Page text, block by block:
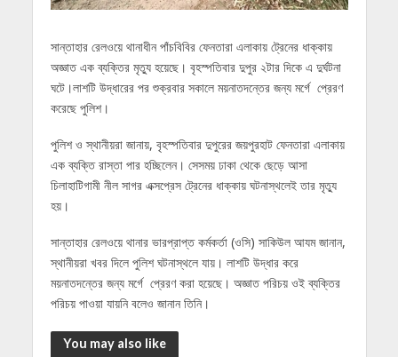
সান্তাহার রেলওয়ে থানাধীন পাঁচবিবির ফেনতারা এলাকায় ট্রেনের ধাক্কায়
অজ্ঞাত এক ব্যক্তির মৃত্যু হয়েছে। বৃহস্পতিবার দুপুর ২টার দিকে এ দুর্ঘটনা
ঘটে।লাশটি উদ্ধারের পর শুক্রবার সকালে ময়নাতদন্তের জন্য মর্গে প্রেরণ
করেছে পুলিশ।
পুলিশ ও স্থানীয়রা জানায়, বৃহস্পতিবার দুপুরের জয়পুরহাট ফেনতারা এলাকায়
এক ব্যক্তি রাস্তা পার হচ্ছিলেন। সেসময় ঢাকা থেকে ছেড়ে আসা
চিলাহাটিগামী নীল সাগর এক্সপ্রেস ট্রেনের ধাক্কায় ঘটনাস্থলেই তার মৃত্যু
হয়।
সান্তাহার রেলওয়ে থানার ভারপ্রাপ্ত কর্মকর্তা (ওসি) সাকিউল আযম জানান,
স্থানীয়রা খবর দিলে পুলিশ ঘটনাস্থলে যায়। লাশটি উদ্ধার করে
ময়নাতদন্তের জন্য মর্গে প্রেরণ করা হয়েছে। অজ্ঞাত পরিচয় ওই ব্যক্তির
পরিচয় পাওয়া যায়নি বলেও জানান তিনি।
You may also like